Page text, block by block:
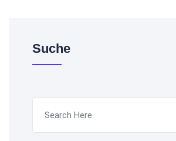
Suche